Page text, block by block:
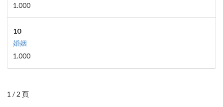
1.000
10
婚姻
1.000
1 / 2 頁